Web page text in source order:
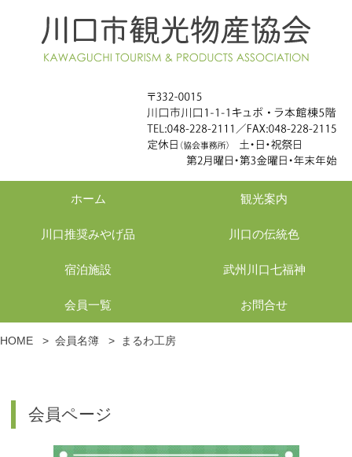
ホーム 観光案内
川口推奨みやげ品 川口の伝統色
宿泊施設 武州川口七福神
会員一覧 お問合せ
HOME > 会員名簿 > まるわ工房
会員ページ